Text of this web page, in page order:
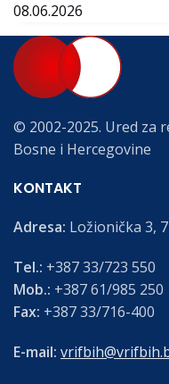
08.06.2026
© 2002-2025. Ured za
Bosne i Hercegovine
KONTAKT
Adresa: Ložionička 3,
Tel.: +387 33/723 550
Mob.: +387 61/985 250
Fax: +387 33/716-400
E-mail: